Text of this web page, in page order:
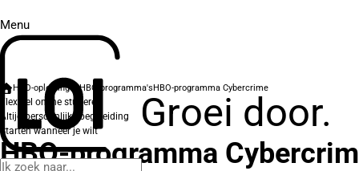
Menu
Groei door.
HBO-opleidingenHBO-programma'sHBO-programma Cybercrime
Flexibel online studeren
Altijd persoonlijke begeleiding
Starten wanneer je wilt
HBO-programma